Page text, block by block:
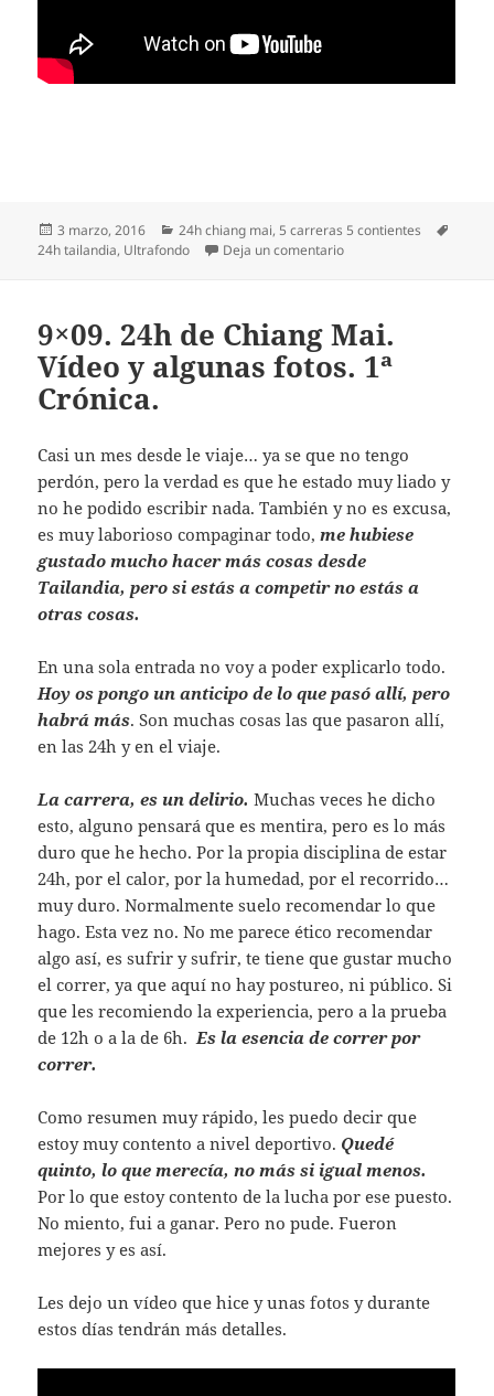
Publicado
el
3 marzo, 2016 Categorías
24h chiang mai,5 carreras 5 contientes
24h tailandia, Ultrafondo Deja un comentarioen Vuelta al blog.
9×09. 24h de Chiang Mai.
Vídeo y algunas fotos. 1ª
Crónica.
Casi un mes desde le viaje… ya se que no tengo
perdón, pero la verdad es que he estado muy liado y
no he podido escribir nada. También y no es excusa,
es muy laborioso compaginar todo,me hubiese
gustado mucho hacer más cosas desde
Tailandia, pero si estás a competir no estás a
otras cosas.
En una sola entrada no voy a poder explicarlo todo.
Hoy os pongo un anticipo de lo que pasó allí, pero
habrá más. Son muchas cosas las que pasaron allí,
en las 24h y en el viaje.
La carrera, es un delirio. Muchas veces he dicho
esto, alguno pensará que es mentira, pero es lo más
duro que he hecho. Por la propia disciplina de estar
24h, por el calor, por la humedad, por el recorrido…
muy duro. Normalmente suelo recomendar lo que
hago. Esta vez no. No me parece ético recomendar
algo así, es sufrir y sufrir, te tiene que gustar mucho
el correr, ya que aquí no hay postureo, ni público. Si
que les recomiendo la experiencia, pero a la prueba
de 12h o a la de 6h. Es la esencia de correr por
correr.
Como resumen muy rápido, les puedo decir que
estoy muy contento a nivel deportivo. Quedé
quinto, lo que merecía, no más si igual menos.
Por lo que estoy contento de la lucha por ese puesto.
No miento, fui a ganar. Pero no pude. Fueron
mejores y es así.
Les dejo un vídeo que hice y unas fotos y durante
estos días tendrán más detalles.